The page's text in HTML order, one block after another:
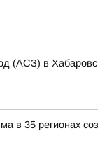
(АСЗ) в
35 регионах